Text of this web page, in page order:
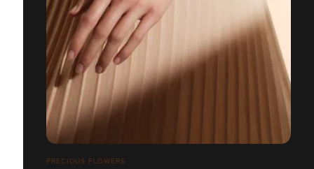
PRECIOUS FLOWERS